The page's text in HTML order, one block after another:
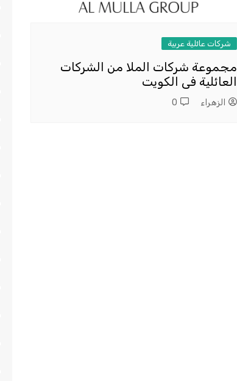
شركات عائلية عربية
مجموعة شركات الملا من الشركات
العائلية فى الكويت
الزهراء 0